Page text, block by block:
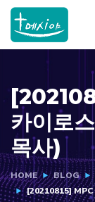
카이로
목사)
HOME BLOG
[20210815] MPC